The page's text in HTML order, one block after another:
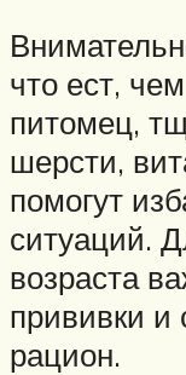
что ест,
питомец,
шерсти,
помогут
ситуаций.
возраста
прививки и
рацион.